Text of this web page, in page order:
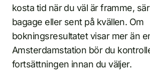
kosta tid när du väl är framme,
bagage eller sent på kvällen. Om
bokningsresultatet visar mer än
Amsterdamstation bör du
fortsättningen innan du väljer.